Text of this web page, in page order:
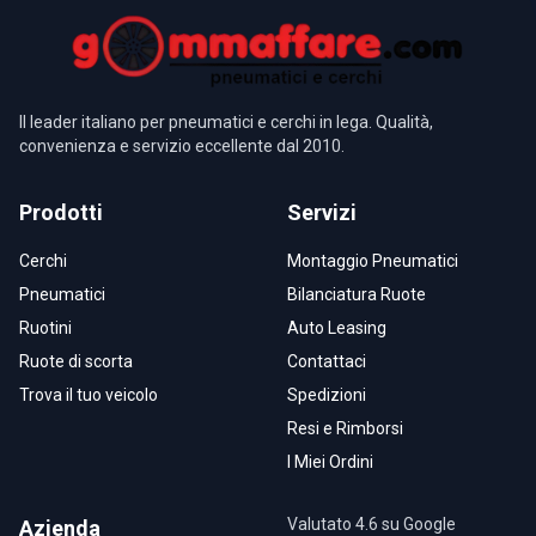
Il leader italiano per pneumatici e cerchi in lega. Qualità,
convenienza e servizio eccellente dal 2010.
Prodotti
Cerchi
Pneumatici
Ruotini
Ruote di scorta
Trova il tuo veicolo
Servizi
Montaggio Pneumatici
Bilanciatura Ruote
Auto Leasing
Contattaci
Spedizioni
Resi e Rimborsi
I Miei Ordini
Azienda Valutato 4.6 su Google